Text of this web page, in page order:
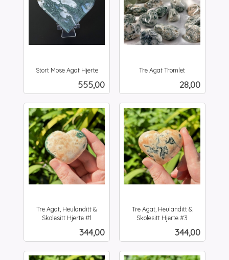
Stort Mose Agat Hjerte
Pris
555,00
Tre Agat Tromlet
Pris
28,00
Tre Agat, Heulanditt &
Skolesitt Hjerte #1
Pris
344,00
Tre Agat, Heulanditt &
Skolesitt Hjerte #3
Pris
344,00